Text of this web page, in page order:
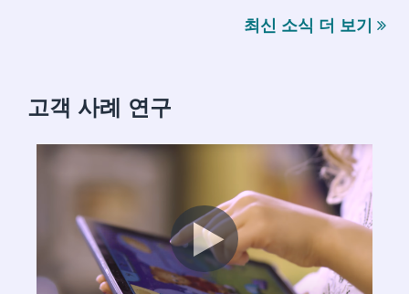
최신 소식 더 보기
고객 사례 연구